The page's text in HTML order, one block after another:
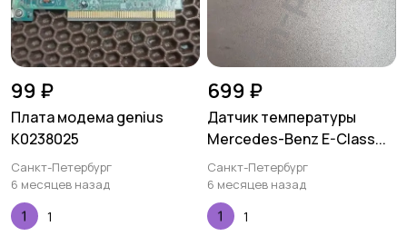
99 ₽
Плата модема genius
K0238025
Санкт-Петербург
6 месяцев назад
1
699 ₽
Датчик температуры
Mercedes-Benz E-Class...
Санкт-Петербург
6 месяцев назад
1